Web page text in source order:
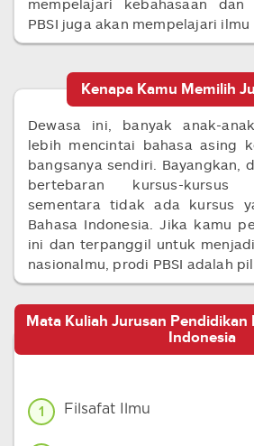
mempelajari kebahasaan dan
PBSI juga akan mempelajari
Kenapa Kamu Memilih
Dewasa ini, banyak anak-
lebih mencintai bahasa asing
bangsanya sendiri. Bayangkan,
bertebaran kursus-kursus
sementara tidak ada kursus
Bahasa Indonesia. Jika kamu
ini dan terpanggil untuk
nasionalmu, prodi PBSI adalah
Mata Kuliah Jurusan Pendidikan
Indonesia
1 Filsafat Ilmu